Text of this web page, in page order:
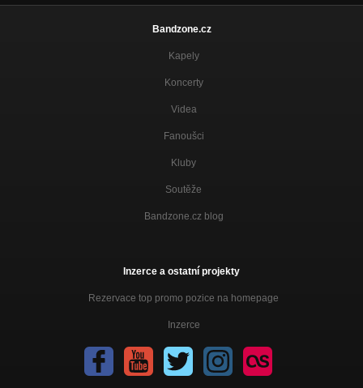
Bandzone.cz
Kapely
Koncerty
Videa
Fanoušci
Kluby
Soutěže
Bandzone.cz blog
Inzerce a ostatní projekty
Rezervace top promo pozice na homepage
Inzerce